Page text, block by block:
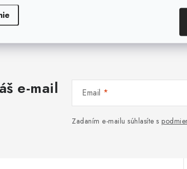
e-mail Email
Zadaním e-mailu súhlasíte s